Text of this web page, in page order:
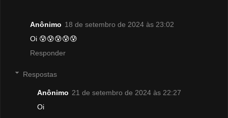
Anônimo 18 de setembro de 2024 às 23:02
Oi 😰😰😰😰😰
Responder
Respostas
Anônimo 21 de setembro de 2024 às 22:27
Oi